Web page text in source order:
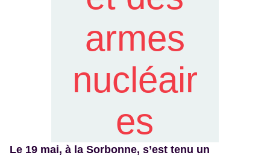
armes
nucléair
es
Le 19 mai, à la Sorbonne, s’est tenu un